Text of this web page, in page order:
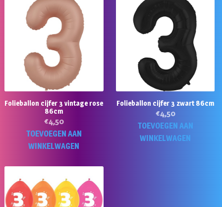
Folieballon cijfer 3 vintage rose
86cm
€4,50
TOEVOEGEN AAN
WINKELWAGEN
Folieballon cijfer 3 zwart 86cm
€4,50
TOEVOEGEN AAN
WINKELWAGEN